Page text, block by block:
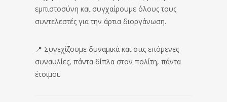
εμπιστοσύνη και συγχαίρουμε όλους τους
συντελεστές για την άρτια διοργάνωση.
📍 Συνεχίζουμε δυναμικά και στις επόμενες
συναυλίες, πάντα δίπλα στον πολίτη, πάντα
έτοιμοι.